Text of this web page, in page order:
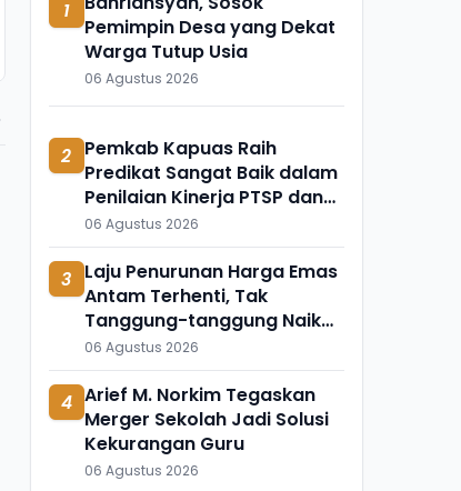
Meninggal Mendadak, Ada
31 Juli 2026
1
Pemimpin Desa yang Dekat
Warga Tutup Usia
06 Agustus 2026
2 Pemkab Kapuas Raih
Predikat Sangat Baik dalam
Penilaian Kinerja PTSP dan
Percepatan Berusaha 2026
06 Agustus 2026
3 Laju Penurunan Harga Emas
Antam Terhenti, Tak
Tanggung-tanggung Naik
Rp50 Ribu Per Gram
06 Agustus 2026
4 Arief M. Norkim Tegaskan
Merger Sekolah Jadi Solusi
Kekurangan Guru
06 Agustus 2026